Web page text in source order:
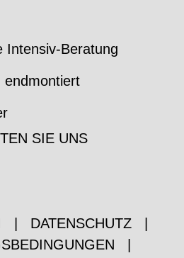
Intensiv-Beratung
endmontiert
SIE UNS
DATENSCHUTZ